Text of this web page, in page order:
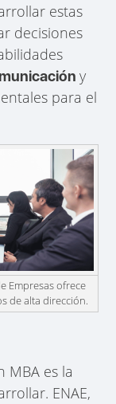
estas
decisiones
y
para el
Empresas ofrece
de alta dirección.
MBA es la
ENAE,